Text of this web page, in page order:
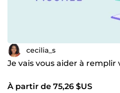
cecilia_s
Je vais vous aider à
À partir de 75,26 $US